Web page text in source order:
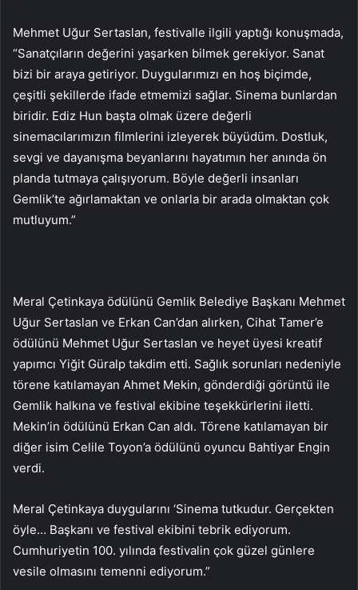
Mehmet Uğur Sertaslan, festivalle ilgili yaptığı konuşmada,
“Sanatçıların değerini yaşarken bilmek gerekiyor. Sanat
bizi bir araya getiriyor. Duygularımızı en hoş biçimde,
çeşitli şekillerde ifade etmemizi sağlar. Sinema bunlardan
biridir. Ediz Hun başta olmak üzere değerli
sinemacılarımızın filmlerini izleyerek büyüdüm. Dostluk,
sevgi ve dayanışma beyanlarını hayatımın her anında ön
planda tutmaya çalışıyorum. Böyle değerli insanları
Gemlik’te ağırlamaktan ve onlarla bir arada olmaktan çok
mutluyum.”
Meral Çetinkaya ödülünü Gemlik Belediye Başkanı Mehmet
Uğur Sertaslan ve Erkan Can’dan alırken, Cihat Tamer’e
ödülünü Mehmet Uğur Sertaslan ve heyet üyesi kreatif
yapımcı Yiğit Güralp takdim etti. Sağlık sorunları nedeniyle
törene katılamayan Ahmet Mekin, gönderdiği görüntü ile
Gemlik halkına ve festival ekibine teşekkürlerini iletti.
Mekin’in ödülünü Erkan Can aldı. Törene katılamayan bir
diğer isim Celile Toyon’a ödülünü oyuncu Bahtiyar Engin
verdi.
Meral Çetinkaya duygularını ‘Sinema tutkudur. Gerçekten
öyle… Başkanı ve festival ekibini tebrik ediyorum.
Cumhuriyetin 100. yılında festivalin çok güzel günlere
vesile olmasını temenni ediyorum.”